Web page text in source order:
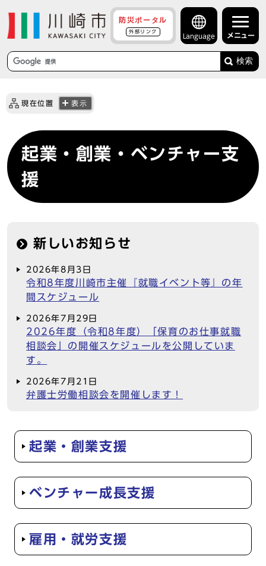
防災ポータル
外部リンク
Language メニュー
検索
現在位置 表示
起業・創業・ベンチャー支
援
新しいお知らせ
2026年8月3日
令和8年度川崎市主催『就職イベント等』の年
間スケジュール
2026年7月29日
2026年度（令和8年度）「保育のお仕事就職
相談会」の開催スケジュールを公開していま
す。
2026年7月21日
弁護士労働相談会を開催します！
起業・創業支援
ベンチャー成長支援
雇用・就労支援